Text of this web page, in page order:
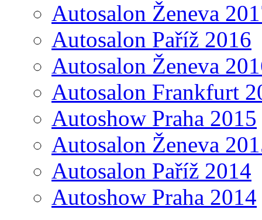
Autosalon Ženeva
Autosalon Paříž 2016
Autosalon Ženeva
Autosalon Frankfurt
Autoshow Praha 2015
Autosalon Ženeva
Autosalon Paříž 2014
Autoshow Praha 2014